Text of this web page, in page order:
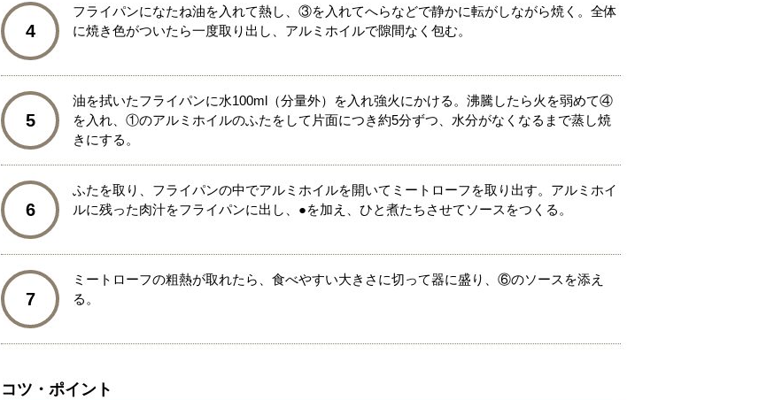
4
フライパンになたね油を入れて熱し、③を入れてへらなどで静かに転がしながら焼く。全体
に焼き色がついたら一度取り出し、アルミホイルで隙間なく包む。
5
油を拭いたフライパンに水100ml（分量外）を入れ強火にかける。沸騰したら火を弱めて④
を入れ、①のアルミホイルのふたをして片面につき約5分ずつ、水分がなくなるまで蒸し焼
きにする。
6
ふたを取り、フライパンの中でアルミホイルを開いてミートローフを取り出す。アルミホイ
ルに残った肉汁をフライパンに出し、●を加え、ひと煮たちさせてソースをつくる。
7
ミートローフの粗熱が取れたら、食べやすい大きさに切って器に盛り、⑥のソースを添え
る。
コツ・ポイント